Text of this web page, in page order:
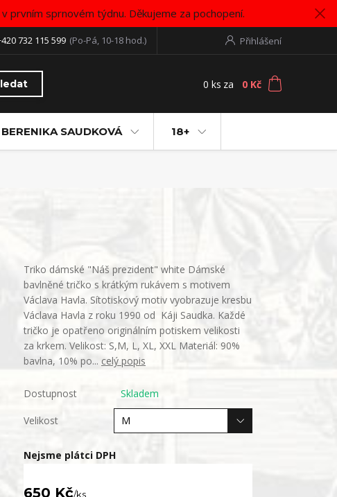
prvním sprnovém týdnu. Děkujeme za pochopení.
Přihlášení
732 115 599 (Po-Pá, 10-18 hod.)
0 ks za 0 Kč
BERENIKA SAUDKOVÁ 18+
Triko dámské "Náš prezident" white Dámské
bavlněné tričko s krátkým rukávem s motivem
Václava Havla. Sítotiskový motiv vyobrazuje kresbu
Václava Havla z roku 1990 od Káji Saudka. Každé
tričko je opatřeno originálním potiskem velikosti
za krkem. Velikost: S,M, L, XL, XXL Materiál: 90%
bavlna, 10% po... celý popis
Dostupnost Skladem
Velikost
Nejsme plátci DPH
650 Kč/ks